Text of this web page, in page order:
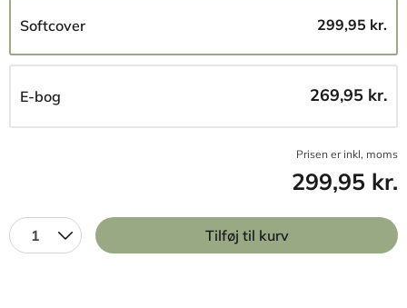
Softcover 299,95 kr.
E-bog 269,95 kr.
Prisen er inkl, moms
299,95 kr.
1 Tilføj til kurv